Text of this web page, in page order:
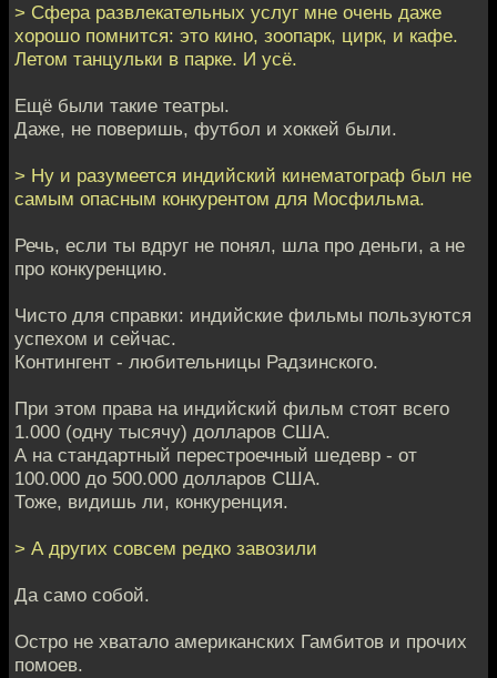
> Сфера развлекательных услуг мне очень даже
хорошо помнится: это кино, зоопарк, цирк, и кафе.
Летом танцульки в парке. И усё.
Ещё были такие театры.
Даже, не поверишь, футбол и хоккей были.
> Ну и разумеется индийский кинематограф был не
самым опасным конкурентом для Мосфильма.
Речь, если ты вдруг не понял, шла про деньги, а не
про конкуренцию.
Чисто для справки: индийские фильмы пользуются
успехом и сейчас.
Контингент - любительницы Радзинского.
При этом права на индийский фильм стоят всего
1.000 (одну тысячу) долларов США.
А на стандартный перестроечный шедевр - от
100.000 до 500.000 долларов США.
Тоже, видишь ли, конкуренция.
> А других совсем редко завозили
Да само собой.
Остро не хватало американских Гамбитов и прочих
помоев.